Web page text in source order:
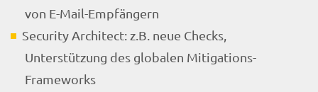
von E-Mail-Empfängern
Security Architect: z.B. neue Checks,
Unterstützung des globalen Mitigations-
Frameworks